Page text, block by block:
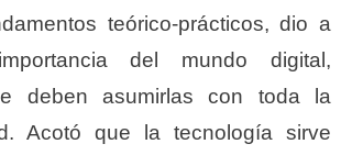
teórico-prácticos, dio a
del mundo digital,
deben asumirlas con toda la
Acotó que la tecnología sirve